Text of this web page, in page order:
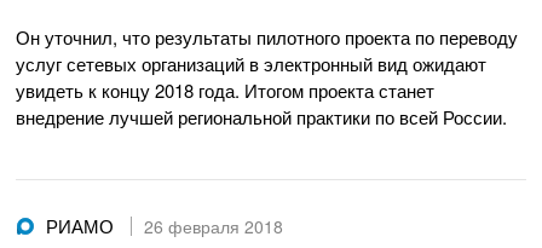
Он уточнил, что результаты пилотного проекта по переводу
услуг сетевых организаций в электронный вид ожидают
увидеть к концу 2018 года. Итогом проекта станет
внедрение лучшей региональной практики по всей России.
РИАМО 26 февраля 2018